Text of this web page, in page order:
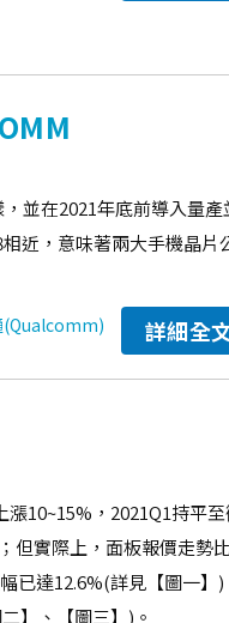
並在2021年底前導入量產
近，意味著兩大手機晶片
(Qualcomm) 詳細全
10~15%，2021Q1持平
但實際上，面板報價走勢
已達12.6%(詳見【圖一】)
】、【圖三】)。